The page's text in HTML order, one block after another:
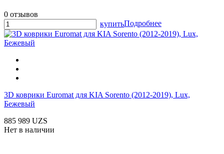
0 отзывов
купитьПодробнее
3D коврики Euromat для KIA Sorento (2012-2019), Lux,
Бежевый
885 989 UZS
Нет в наличии